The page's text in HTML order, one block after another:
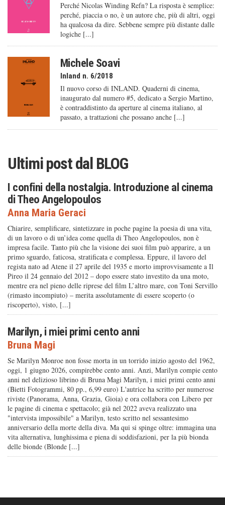
Perché Nicolas Winding Refn? La risposta è semplice:
perché, piaccia o no, è un autore che, più di altri, oggi
ha qualcosa da dire. Sebbene sempre più distante dalle
logiche [...]
Michele Soavi
Inland n. 6/2018
Il nuovo corso di INLAND. Quaderni di cinema,
inaugurato dal numero #5, dedicato a Sergio Martino,
è contraddistinto da aperture al cinema italiano, al
passato, a trattazioni che possano anche [...]
Ultimi post dalBLOG
I confini della nostalgia. Introduzione al cinema
di Theo Angelopoulos
Anna Maria Geraci
Chiarire, semplificare, sintetizzare in poche pagine la poesia di una vita,
di un lavoro o di un’idea come quella di Theo Angelopoulos, non è
impresa facile. Tanto più che la visione dei suoi film può apparire, a un
primo sguardo, faticosa, stratificata e complessa. Eppure, il lavoro del
regista nato ad Atene il 27 aprile del 1935 e morto improvvisamente a Il
Pireo il 24 gennaio del 2012 – dopo essere stato investito da una moto,
mentre era nel pieno delle riprese del film L’altro mare, con Toni Servillo
(rimasto incompiuto) – merita assolutamente di essere scoperto (o
riscoperto), visto, [...]
Marilyn, i miei primi cento anni
Bruna Magi
Se Marilyn Monroe non fosse morta in un torrido inizio agosto del 1962,
oggi, 1 giugno 2026, compirebbe cento anni. Anzi, Marilyn compie cento
anni nel delizioso librino di Bruna Magi Marilyn, i miei primi cento anni
(Bietti Fotogrammi, 80 pp., 6,99 euro) L'autrice ha scritto per numerose
riviste (Panorama, Anna, Grazia, Gioia) e ora collabora con Libero per
le pagine di cinema e spettacolo; già nel 2022 aveva realizzato una
"intervista impossibile" a Marilyn, testo scritto nel sessantesimo
anniversario della morte della diva. Ma qui si spinge oltre: immagina una
vita alternativa, lunghissima e piena di soddisfazioni, per la più bionda
delle bionde (Blonde [...]